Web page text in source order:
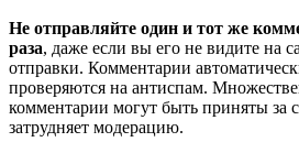
Не отправляйте один и тот же
раза, даже если вы его не видите на
отправки. Комментарии
проверяются на антиспам.
комментарии могут быть приняты за
затрудняет модерацию.